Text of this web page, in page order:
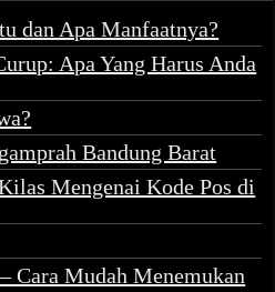
dan Apa Manfaatnya?
Apa Yang Harus Anda
Bandung Barat
Mengenai Kode Pos di
Cara Mudah Menemukan